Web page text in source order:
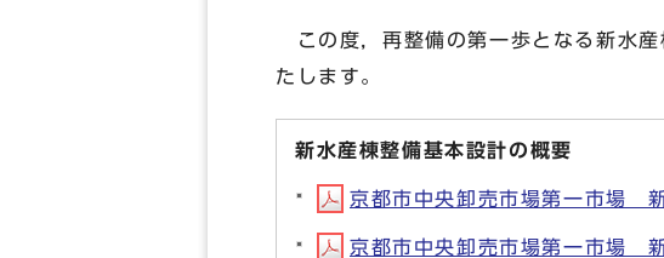
この度，再整備の第一歩となる新水産
たします。
新水産棟整備基本設計の概要
京都市中央卸売市場第一市場
京都市中央卸売市場第一市場